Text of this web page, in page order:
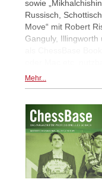
sowie
Russisch,
Move“ mit Robert
Ganguly, Illingworth
Mehr...